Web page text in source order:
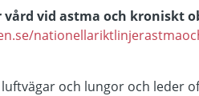
vid astma och kroniskt
luftvägar och lungor och leder